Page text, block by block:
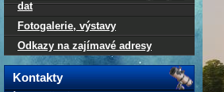
dat
Fotogalerie, výstavy
Odkazy na zajímavé adresy
Kontakty